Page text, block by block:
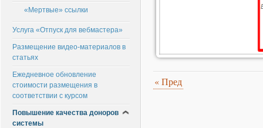
«Пред
«Мертвые» ссылки
Услуга «Отпуск для вебмастера»
Размещение видео-материалов в
статьях
Ежедневное обновление
стоимости размещения в
соответствии с курсом
Повышение качества доноров
системы